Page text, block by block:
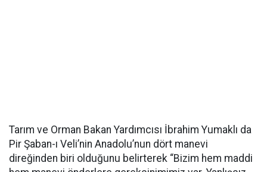
Tarım ve Orman Bakan Yardımcısı İbrahim Yumaklı da
Pir Şaban-ı Veli’nin Anadolu’nun dört manevi
direğinden biri olduğunu belirterek “Bizim hem maddi